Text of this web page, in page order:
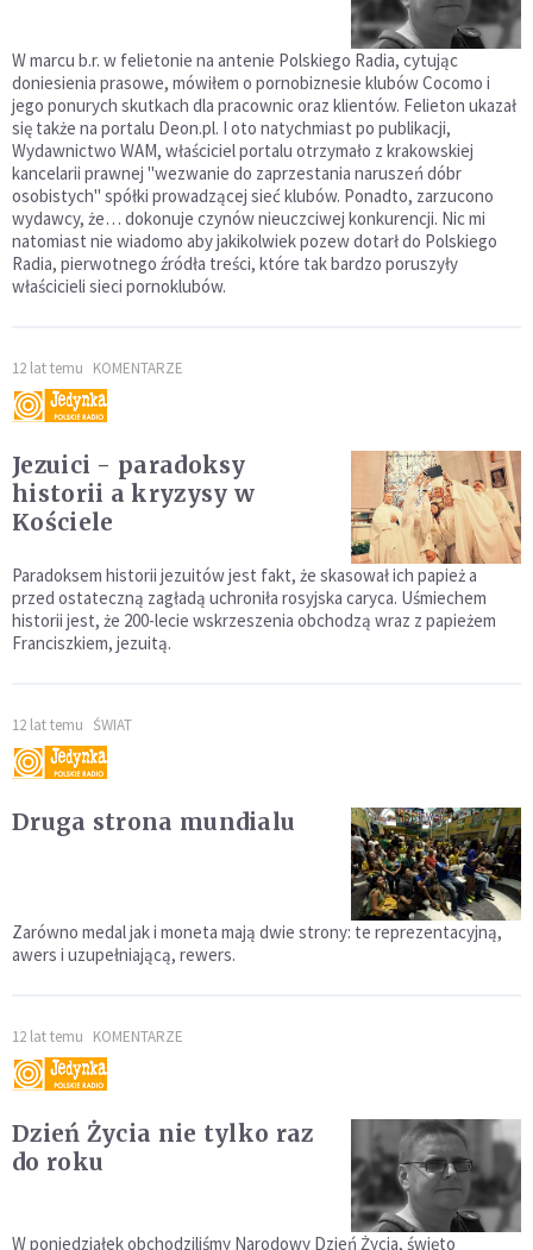
W marcu b.r. w felietonie na antenie Polskiego Radia, cytując
doniesienia prasowe, mówiłem o pornobiznesie klubów Cocomo i
jego ponurych skutkach dla pracownic oraz klientów. Felieton ukazał
się także na portalu Deon.pl. I oto natychmiast po publikacji,
Wydawnictwo WAM, właściciel portalu otrzymało z krakowskiej
kancelarii prawnej "wezwanie do zaprzestania naruszeń dóbr
osobistych" spółki prowadzącej sieć klubów. Ponadto, zarzucono
wydawcy, że… dokonuje czynów nieuczciwej konkurencji. Nic mi
natomiast nie wiadomo aby jakikolwiek pozew dotarł do Polskiego
Radia, pierwotnego źródła treści, które tak bardzo poruszyły
właścicieli sieci pornoklubów.
12 lat temu KOMENTARZE
Jezuici - paradoksy
historii a kryzysy w
Kościele
Paradoksem historii jezuitów jest fakt, że skasował ich papież a
przed ostateczną zagładą uchroniła rosyjska caryca. Uśmiechem
historii jest, że 200-lecie wskrzeszenia obchodzą wraz z papieżem
Franciszkiem, jezuitą.
12 lat temu ŚWIAT
Druga strona mundialu
Zarówno medal jak i moneta mają dwie strony: te reprezentacyjną,
awers i uzupełniającą, rewers.
12 lat temu KOMENTARZE
Dzień Życia nie tylko raz
do roku
W poniedziałek obchodziliśmy Narodowy Dzień Życia, święto